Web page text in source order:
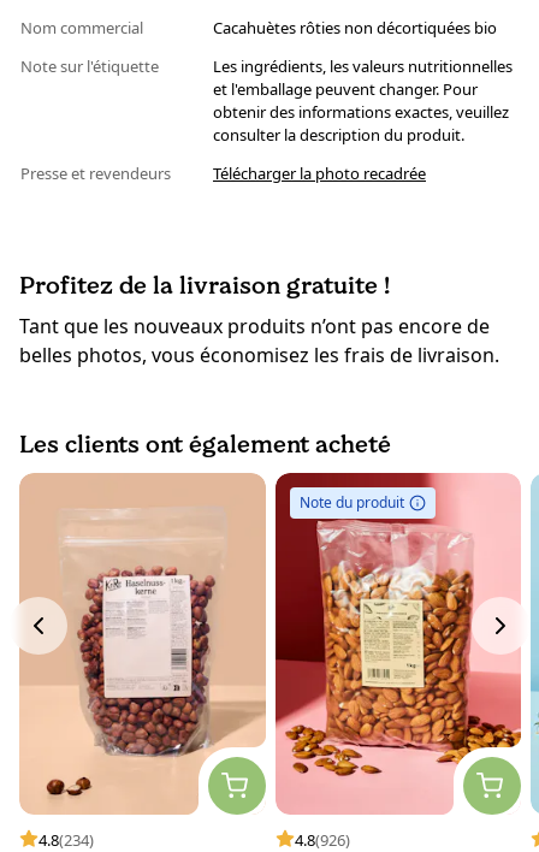
Nom commercial
Cacahuètes rôties non décortiquées bio
Note sur l'étiquette
Les ingrédients, les valeurs nutritionnelles
et l'emballage peuvent changer. Pour
obtenir des informations exactes, veuillez
consulter la description du produit.
Presse et revendeurs
Télécharger la photo recadrée
Profitez de la livraison gratuite !
Tant que les nouveaux produits n’ont pas encore de
belles photos, vous économisez les frais de livraison.
Les clients ont également acheté
4.8(234)
Note du produit
4.8(926)